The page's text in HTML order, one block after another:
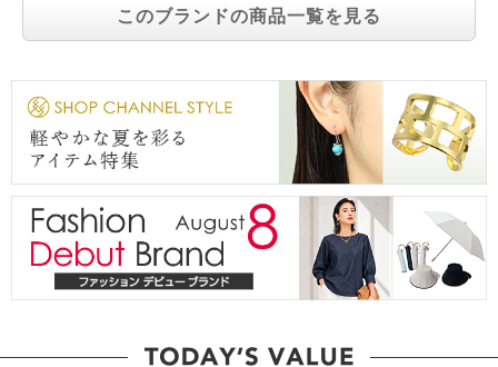
このブランドの商品一覧を見る